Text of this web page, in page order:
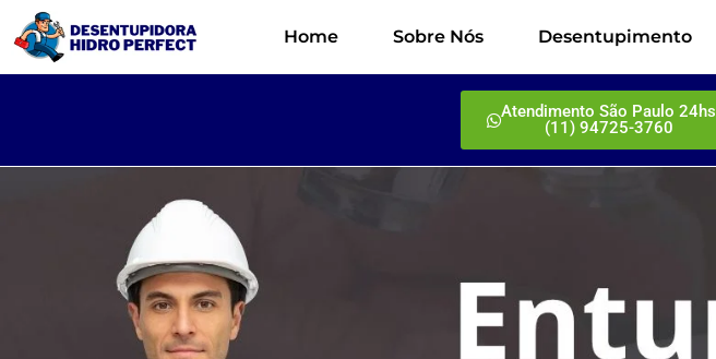
Home Sobre Nós Desentupimento
Atendimento São Paulo 24hs
(11) 94725-3760